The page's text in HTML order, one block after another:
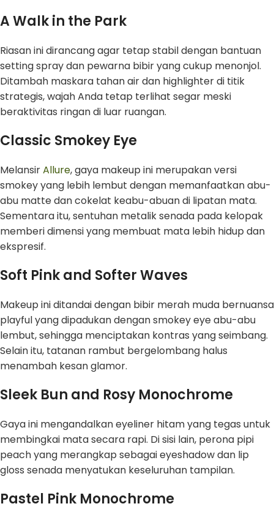
A Walk in the Park
Riasan ini dirancang agar tetap stabil dengan bantuan
setting spray dan pewarna bibir yang cukup menonjol.
Ditambah maskara tahan air dan highlighter di titik
strategis, wajah Anda tetap terlihat segar meski
beraktivitas ringan di luar ruangan.
Classic Smokey Eye
MelansirAllure, gaya makeup ini merupakan versi
smokey yang lebih lembut dengan memanfaatkan abu-
abu matte dan cokelat keabu-abuan di lipatan mata.
Sementara itu, sentuhan metalik senada pada kelopak
memberi dimensi yang membuat mata lebih hidup dan
ekspresif.
Soft Pink and Softer Waves
Makeup ini ditandai dengan bibir merah muda bernuansa
playful yang dipadukan dengan smokey eye abu-abu
lembut, sehingga menciptakan kontras yang seimbang.
Selain itu, tatanan rambut bergelombang halus
menambah kesan glamor.
Sleek Bun and Rosy Monochrome
Gaya ini mengandalkan eyeliner hitam yang tegas untuk
membingkai mata secara rapi. Di sisi lain, perona pipi
peach yang merangkap sebagai eyeshadow dan lip
gloss senada menyatukan keseluruhan tampilan.
Pastel Pink Monochrome